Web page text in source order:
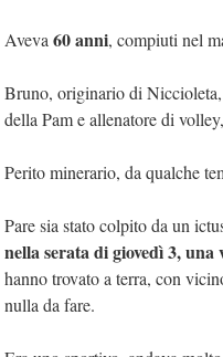
Aveva 60 anni, compiuti nel
Bruno, originario di
della Pam e allenatore di
Perito minerario, da qualche
Pare sia stato colpito da un
nella serata di giovedì 3, una
hanno trovato a terra, con
nulla da fare.